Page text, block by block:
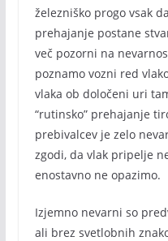
železniško progo vsak
prehajanje postane
več pozorni na
poznamo vozni red
vlaka ob določeni uri
“rutinsko” prehajanje
prebivalcev je zelo
zgodi, da vlak pripelje
enostavno ne opazimo.
Izjemno nevarni so
ali brez svetlobnih